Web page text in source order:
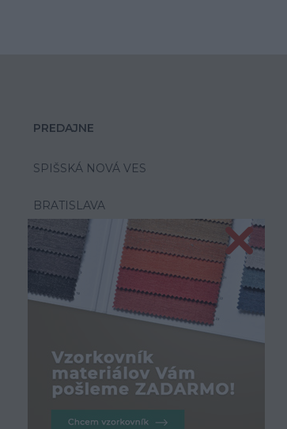
PREDAJNE
SPIŠSKÁ NOVÁ VES
BRATISLAVA